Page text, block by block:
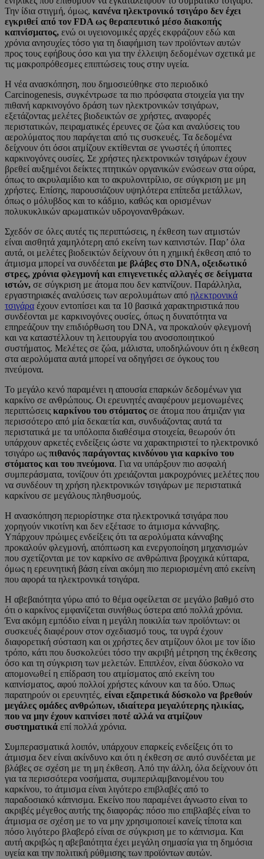
Την ίδια στιγμή, όμως, κανένα ηλεκτρονικό τσιγάρο δεν έχει
εγκριθεί από τον FDA ως θεραπευτικό μέσο διακοπής
καπνίσματος, ενώ οι υγειονομικές αρχές εκφράζουν εδώ και
χρόνια ανησυχίες τόσο για τη διαφήμιση των προϊόντων αυτών
προς τους εφήβους όσο και για την έλλειψη δεδομένων σχετικά με
τις μακροπρόθεσμες επιπτώσεις τους στην υγεία.
Η νέα ανασκόπηση, που δημοσιεύθηκε στο περιοδικό
Carcinogenesis, συγκέντρωσε τα πιο πρόσφατα στοιχεία για την
πιθανή καρκινογόνο δράση των ηλεκτρονικών τσιγάρων,
εξετάζοντας μελέτες βιοδεικτών σε χρήστες, αναφορές
περιστατικών, πειραματικές έρευνες σε ζώα και αναλύσεις του
αερολύματος που παράγεται από τις συσκευές. Τα δεδομένα
δείχνουν ότι όσοι ατμίζουν εκτίθενται σε γνωστές ή ύποπτες
καρκινογόνες ουσίες. Σε χρήστες ηλεκτρονικών τσιγάρων έχουν
βρεθεί αυξημένοι δείκτες πτητικών οργανικών ενώσεων στα ούρα,
όπως το ακρυλαμίδιο και το ακρυλονιτρίλιο, σε σύγκριση με μη
χρήστες. Επίσης, παρουσιάζουν υψηλότερα επίπεδα μετάλλων,
όπως ο μόλυβδος και το κάδμιο, καθώς και ορισμένων
πολυκυκλικών αρωματικών υδρογονανθράκων.
Σχεδόν σε όλες αυτές τις περιπτώσεις, η έκθεση των ατμιστών
είναι αισθητά χαμηλότερη από εκείνη των καπνιστών. Παρ’ όλα
αυτά, οι μελέτες βιοδεικτών δείχνουν ότι η χημική έκθεση από το
άτμισμα μπορεί να συνδέεται με βλάβες στο DNA, οξειδωτικό
στρες, χρόνια φλεγμονή και επιγενετικές αλλαγές σε δείγματα
ιστών, σε σύγκριση με άτομα που δεν καπνίζουν. Παράλληλα,
εργαστηριακές αναλύσεις των αερολυμάτων από ηλεκτρονικά
τσιγάρα έχουν εντοπίσει και τα 10 βασικά χαρακτηριστικά που
συνδέονται με καρκινογόνες ουσίες, όπως η δυνατότητα να
επηρεάζουν την επιδιόρθωση του DNA, να προκαλούν φλεγμονή
και να καταστέλλουν τη λειτουργία του ανοσοποιητικού
συστήματος. Μελέτες σε ζώα, μάλιστα, υποδηλώνουν ότι η έκθεση
στα αερολύματα αυτά μπορεί να οδηγήσει σε όγκους του
πνεύμονα.
Το μεγάλο κενό παραμένει η απουσία επαρκών δεδομένων για
καρκίνο σε ανθρώπους. Οι ερευνητές αναφέρουν μεμονωμένες
περιπτώσεις καρκίνου του στόματος σε άτομα που άτμιζαν για
περισσότερο από μία δεκαετία και, συνδυάζοντας αυτά τα
περιστατικά με τα υπόλοιπα διαθέσιμα στοιχεία, θεωρούν ότι
υπάρχουν αρκετές ενδείξεις ώστε να χαρακτηριστεί το ηλεκτρονικό
τσιγάρο ως πιθανός παράγοντας κινδύνου για καρκίνο του
στόματος και του πνεύμονα. Για να υπάρξουν πιο ασφαλή
συμπεράσματα, τονίζουν ότι χρειάζονται μακροχρόνιες μελέτες που
να συνδέουν τη χρήση ηλεκτρονικών τσιγάρων με περιστατικά
καρκίνου σε μεγάλους πληθυσμούς.
Η ανασκόπηση περιορίστηκε στα ηλεκτρονικά τσιγάρα που
χορηγούν νικοτίνη και δεν εξέτασε το άτμισμα κάνναβης.
Υπάρχουν πρώιμες ενδείξεις ότι τα αερολύματα κάνναβης
προκαλούν φλεγμονή, απόπτωση και ενεργοποίηση μηχανισμών
που σχετίζονται με τον καρκίνο σε ανθρώπινα βρογχικά κύτταρα,
όμως η ερευνητική βάση είναι ακόμη πιο περιορισμένη από εκείνη
που αφορά τα ηλεκτρονικά τσιγάρα.
Η αβεβαιότητα γύρω από το θέμα οφείλεται σε μεγάλο βαθμό στο
ότι ο καρκίνος εμφανίζεται συνήθως ύστερα από πολλά χρόνια.
Ένα ακόμη εμπόδιο είναι η μεγάλη ποικιλία των προϊόντων: οι
συσκευές διαφέρουν στον σχεδιασμό τους, τα υγρά έχουν
διαφορετική σύσταση και οι χρήστες δεν ατμίζουν όλοι με τον ίδιο
τρόπο, κάτι που δυσκολεύει τόσο την ακριβή μέτρηση της έκθεσης
όσο και τη σύγκριση των μελετών. Επιπλέον, είναι δύσκολο να
απομονωθεί η επίδραση του ατμίσματος από εκείνη του
καπνίσματος, αφού πολλοί χρήστες κάνουν και τα δύο. Όπως
παρατηρούν οι ερευνητές, είναι εξαιρετικά δύσκολο να βρεθούν
μεγάλες ομάδες ανθρώπων, ιδιαίτερα μεγαλύτερης ηλικίας,
που να μην έχουν καπνίσει ποτέ αλλά να ατμίζουν
συστηματικά επί πολλά χρόνια.
Συμπερασματικά λοιπόν, υπάρχουν επαρκείς ενδείξεις ότι το
άτμισμα δεν είναι ακίνδυνο και ότι η έκθεση σε αυτό συνδέεται με
βλάβες σε σχέση με τη μη έκθεση. Από την άλλη, όλα δείχνουν ότι
για τα περισσότερα νοσήματα, συμπεριλαμβανομένου του
καρκίνου, το άτμισμα είναι λιγότερο επιβλαβές από το
παραδοσιακό κάπνισμα. Εκείνο που παραμένει άγνωστο είναι το
ακριβές μέγεθος αυτής της διαφοράς: πόσο πιο επιβλαβές είναι το
άτμισμα σε σχέση με το να μην χρησιμοποιεί κανείς τίποτα και
πόσο λιγότερο βλαβερό είναι σε σύγκριση με το κάπνισμα. Και
αυτή ακριβώς η αβεβαιότητα έχει μεγάλη σημασία για τη δημόσια
υγεία και την πολιτική ρύθμισης των προϊόντων αυτών.